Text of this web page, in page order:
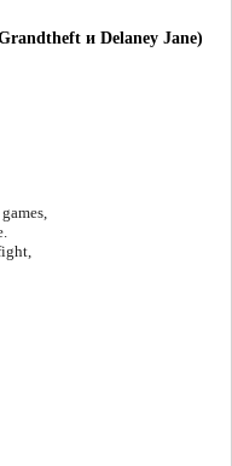
и Delaney Jane)